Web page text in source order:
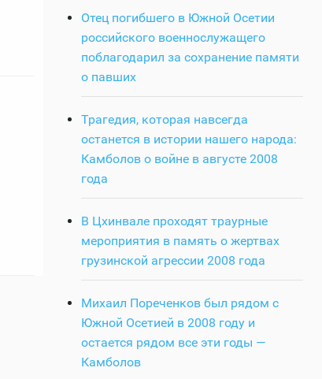
Отец погибшего в Южной Осетии
российского военнослужащего
поблагодарил за сохранение памяти
о павших
Трагедия, которая навсегда
останется в истории нашего народа:
Камболов о войне в августе 2008
года
В Цхинвале проходят траурные
мероприятия в память о жертвах
грузинской агрессии 2008 года
Михаил Пореченков был рядом с
Южной Осетией в 2008 году и
остается рядом все эти годы —
Камболов